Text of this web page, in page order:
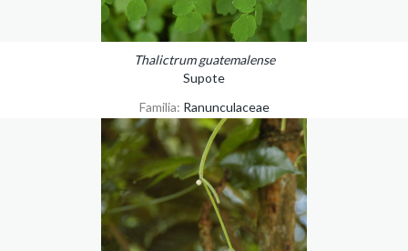
Thalictrum guatemalense
Supote
Familia: Ranunculaceae